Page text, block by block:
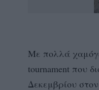
Με πολλά
tournament που
Δεκεμβρίου